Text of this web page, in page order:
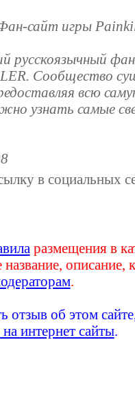
сайт игры
русскоязычный
Cообщество
всю
узнать самые
в социальных
размещения в
описание,
.
отзыв об этом
интернет сайты.